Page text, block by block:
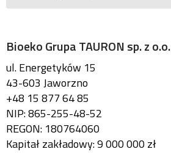
Bioeko Grupa TAURON sp. z o.o.
ul. Energetyków 15
43-603 Jaworzno
+48 15 877 64 85
NIP: 865-255-48-52
REGON: 180764060
Kapitał zakładowy: 9 000 000 zł